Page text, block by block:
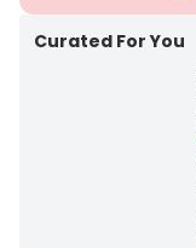
Curated For You